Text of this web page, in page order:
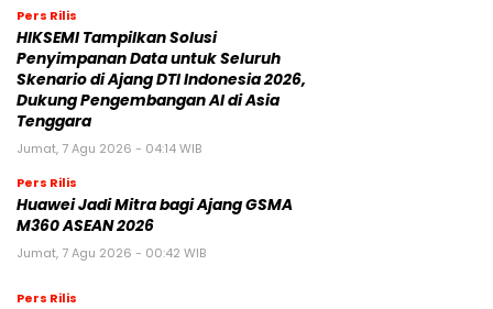
Pers Rilis
HIKSEMI Tampilkan Solusi
Penyimpanan Data untuk Seluruh
Skenario di Ajang DTI Indonesia 2026,
Dukung Pengembangan AI di Asia
Tenggara
Jumat, 7 Agu 2026 - 04:14 WIB
Pers Rilis
Huawei Jadi Mitra bagi Ajang GSMA
M360 ASEAN 2026
Jumat, 7 Agu 2026 - 00:42 WIB
Pers Rilis